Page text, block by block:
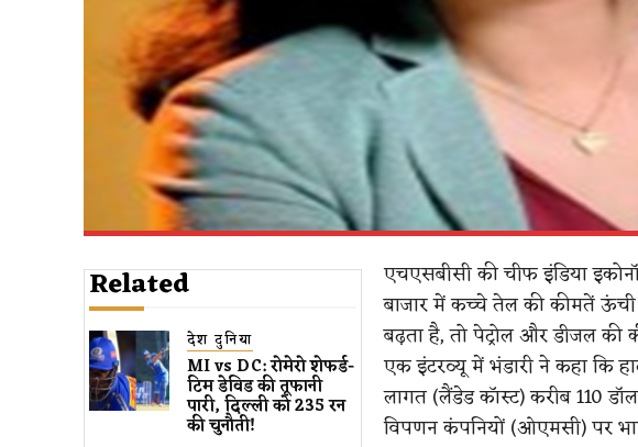
Related
देश दुनिया
MI vs DC: रोमेरो शेफर्ड-
टिम डेविड की तूफानी
पारी, दिल्ली को 235 रन
की चुनौती!
एचएसबीसी की चीफ इंडिया
बाजार में कच्चे तेल की कीमतें
बढ़ता है, तो पेट्रोल और डीजल
एक इंटरव्यू में भंडारी ने कहा कि
लागत (लैंडेड कॉस्ट) करीब 110
विपणन कंपनियों (ओएमसी) पर